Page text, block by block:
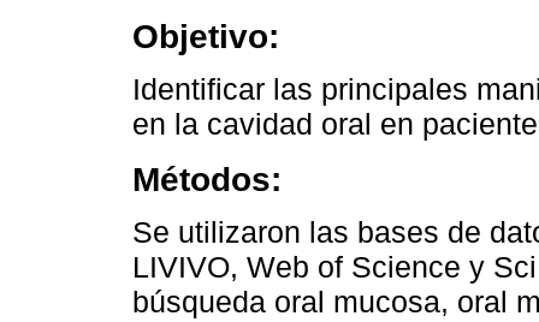
Objetivo:
Identificar las principales
en la cavidad oral en
Métodos:
Se utilizaron las bases de
LIVIVO, Web of Science y
búsqueda oral mucosa, oral